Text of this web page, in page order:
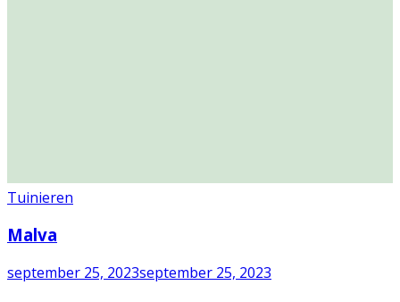
Tuinieren
Malva
september 25, 2023september 25, 2023